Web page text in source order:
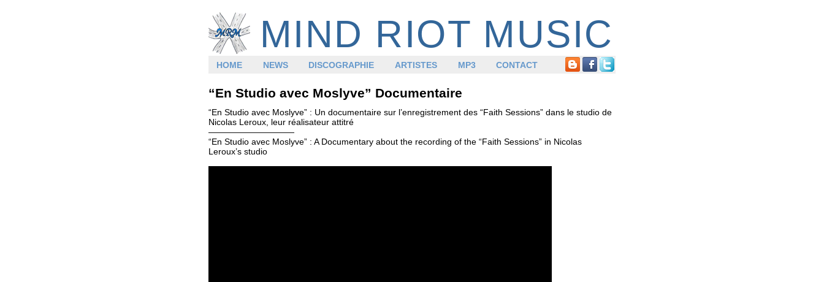
MIND RIOT MUSIC
HOME NEWS DISCOGRAPHIE ARTISTES MP3 CONTACT
“En Studio avec Moslyve” Documentaire
“En Studio avec Moslyve” : Un documentaire sur l’enregistrement des “Faith Sessions” dans le studio de
Nicolas Leroux, leur réalisateur attitré
——————————
“En Studio avec Moslyve” : A Documentary about the recording of the “Faith Sessions” in Nicolas
Leroux’s studio